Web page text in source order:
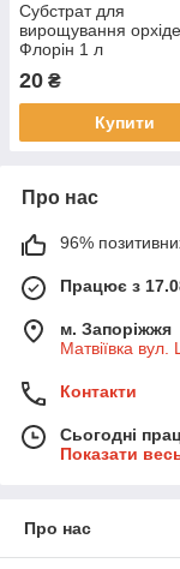
Субстрат для
вирощування
Флорін 1 л
20 ₴
Купити
Про нас
96%
Працює з
м. Запоріжжя
Матвіївка
Контакти
Сьогодні
Показати
Про нас